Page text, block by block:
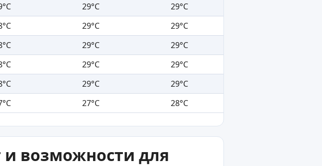
29°C
29°C
29°C
29°C
29°C
29°C
29°C
29°C
29°C
29°C
27°C 28°C
возможности для